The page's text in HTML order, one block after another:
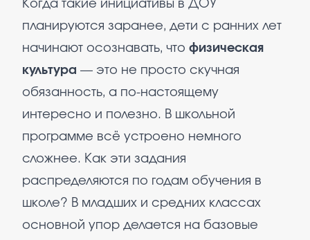
Когда такие инициативы в ДОУ
планируются заранее, дети с ранних лет
начинают осознавать, что физическая
культура — это не просто скучная
обязанность, а по-настоящему
интересно и полезно. В школьной
программе всё устроено немного
сложнее. Как эти задания
распределяются по годам обучения в
школе? В младших и средних классах
основной упор делается на базовые